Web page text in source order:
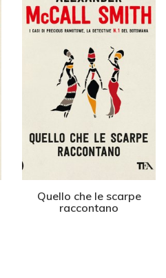
Quello che le scarpe
raccontano